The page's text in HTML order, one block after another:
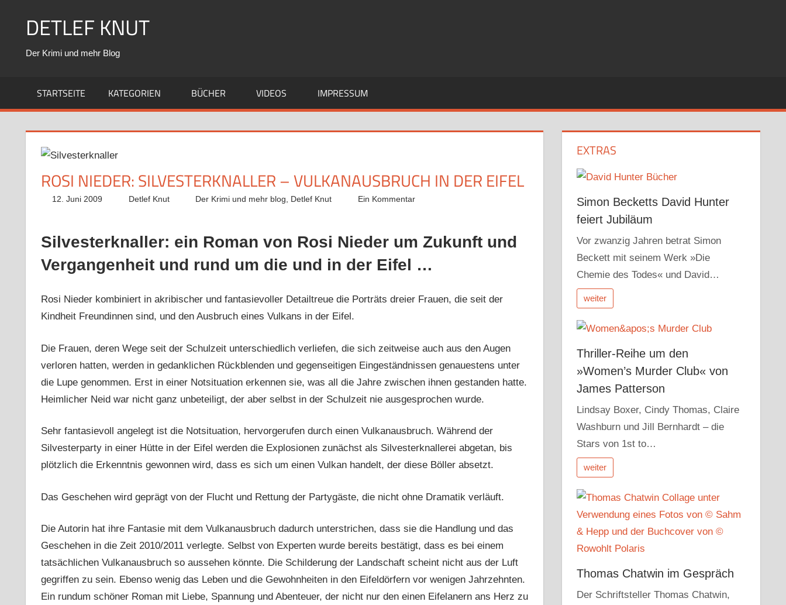
DETLEF KNUT
Der Krimi und mehr Blog
STARTSEITE KATEGORIEN BÜCHER VIDEOS IMPRESSUM
ROSI NIEDER: SILVESTERKNALLER – VULKANAUSBRUCH IN DER EIFEL
12. Juni 2009 Detlef Knut Der Krimi und mehr blog Detlef Knut Ein Kommentar
Silvesterknaller: ein Roman von Rosi Nieder um Zukunft und
Vergangenheit und rund um die und in der Eifel …
Rosi Nieder kombiniert in akribischer und fantasievoller Detailtreue die Porträts dreier Frauen, die seit der
Kindheit Freundinnen sind, und den Ausbruch eines Vulkans in der Eifel.
Die Frauen, deren Wege seit der Schulzeit unterschiedlich verliefen, die sich zeitweise auch aus den Augen
verloren hatten, werden in gedanklichen Rückblenden und gegenseitigen Eingeständnissen genauestens unter
die Lupe genommen. Erst in einer Notsituation erkennen sie, was all die Jahre zwischen ihnen gestanden hatte.
Heimlicher Neid war nicht ganz unbeteiligt, der aber selbst in der Schulzeit nie ausgesprochen wurde.
Sehr fantasievoll angelegt ist die Notsituation, hervorgerufen durch einen Vulkanausbruch. Während der
Silvesterparty in einer Hütte in der Eifel werden die Explosionen zunächst als Silvesterknallerei abgetan, bis
plötzlich die Erkenntnis gewonnen wird, dass es sich um einen Vulkan handelt, der diese Böller absetzt.
Das Geschehen wird geprägt von der Flucht und Rettung der Partygäste, die nicht ohne Dramatik verläuft.
Die Autorin hat ihre Fantasie mit dem Vulkanausbruch dadurch unterstrichen, dass sie die Handlung und das
Geschehen in die Zeit 2010/2011 verlegte. Selbst von Experten wurde bereits bestätigt, dass es bei einem
tatsächlichen Vulkanausbruch so aussehen könnte. Die Schilderung der Landschaft scheint nicht aus der Luft
gegriffen zu sein. Ebenso wenig das Leben und die Gewohnheiten in den Eifeldörfern vor wenigen Jahrzehnten.
Ein rundum schöner Roman mit Liebe, Spannung und Abenteuer, der nicht nur den einen Eifelanern ans Herz zu
EXTRAS
Simon Becketts David Hunter
feiert Jubiläum
Vor zwanzig Jahren betrat Simon
Beckett mit seinem Werk »Die
Chemie des Todes« und David…
weiter
Thriller-Reihe um den
»Women’s Murder Club« von
James Patterson
Lindsay Boxer, Cindy Thomas, Claire
Washburn und Jill Bernhardt – die
Stars von 1st to…
weiter
Thomas Chatwin im Gespräch
Der Schriftsteller Thomas Chatwin,